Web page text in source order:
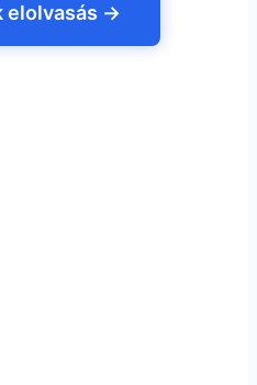
elolvasás →